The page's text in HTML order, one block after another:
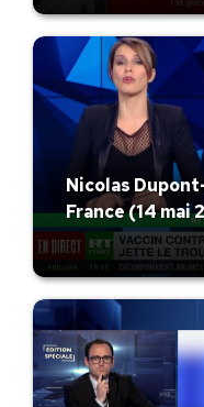
Nicolas
France (14 mai